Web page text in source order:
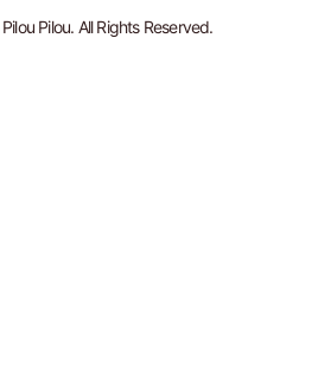
Pilou. All Rights Reserved.